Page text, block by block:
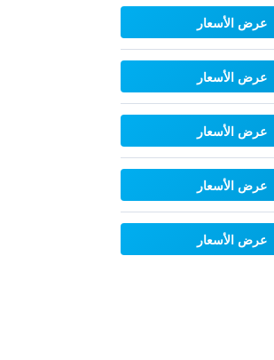
عرض الأسعار
عرض الأسعار
عرض الأسعار
عرض الأسعار
عرض الأسعار